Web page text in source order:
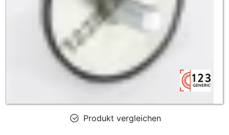
Produkt vergleichen